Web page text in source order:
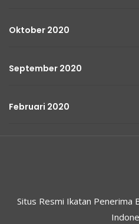
Oktober 2020
September 2020
Februari 2020
Situs Resmi Ikatan Penerima